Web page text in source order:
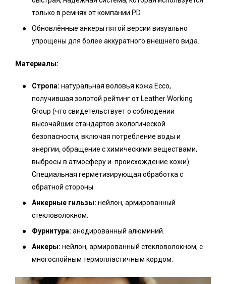
только в ремнях от компании PD.
Обновлённые анкеры пятой версии визуально
упрощены для более аккуратного внешнего вида.
Материалы:
Стропа: натуральная воловья кожа Ecco,
получившая золотой рейтинг от Leather Working
Group (что свидетельствует о соблюдении
высочайших стандартов экологической
безопасности, включая потребление воды и
энергии, обращение с химическими веществами,
выбросы в атмосферу и происхождение кожи).
Специальная герметизирующая обработка с
обратной стороны.
Анкерные гильзы: нейлон, армированный
стекловолокном.
Фурнитура: анодированный алюминий.
Анкеры: нейлон, армированный стекловолокном, с
многослойным термопластичным кордом.